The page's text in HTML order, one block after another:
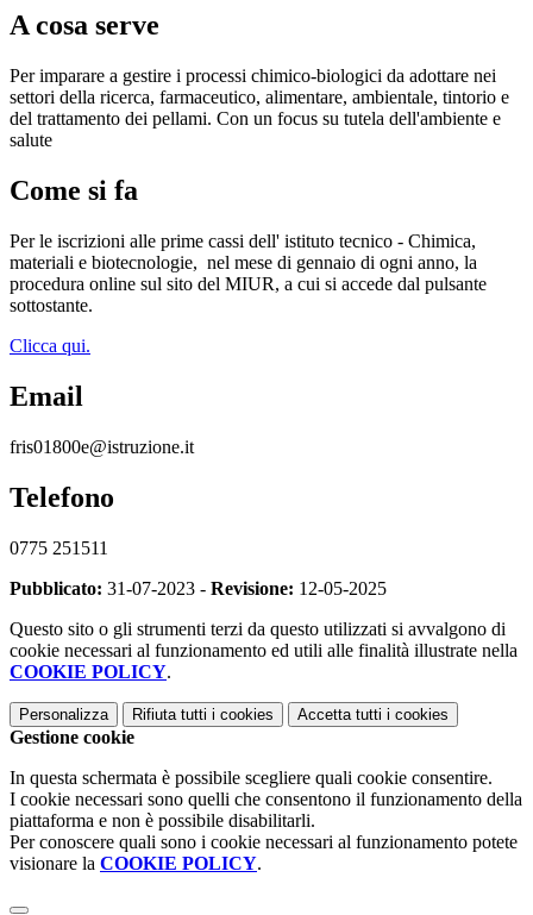
A cosa serve
Per imparare a gestire i processi chimico-biologici da adottare nei
settori della ricerca, farmaceutico, alimentare, ambientale, tintorio e
del trattamento dei pellami. Con un focus su tutela dell'ambiente e
salute
Come si fa
Per le iscrizioni alle prime cassi dell' istituto tecnico - Chimica,
materiali e biotecnologie, nel mese di gennaio di ogni anno, la
procedura online sul sito del MIUR, a cui si accede dal pulsante
sottostante.
Clicca qui.
Email
fris01800e@istruzione.it
Telefono
0775 251511
Pubblicato: 31-07-2023 - Revisione: 12-05-2025
Questo sito o gli strumenti terzi da questo utilizzati si avvalgono di
cookie necessari al funzionamento ed utili alle finalità illustrate nella
COOKIE POLICY.
Personalizza Rifiuta tutti i cookies Accetta tutti i cookies
Gestione cookie
In questa schermata è possibile scegliere quali cookie consentire.
I cookie necessari sono quelli che consentono il funzionamento della
piattaforma e non è possibile disabilitarli.
Per conoscere quali sono i cookie necessari al funzionamento potete
visionare la COOKIE POLICY.